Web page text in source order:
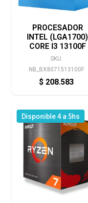
PROCESADOR
INTEL (LGA1700)
CORE I3 13100F
SKU:
NB_BX8071513100F
$ 208.583
Disponible 4 a 5hs